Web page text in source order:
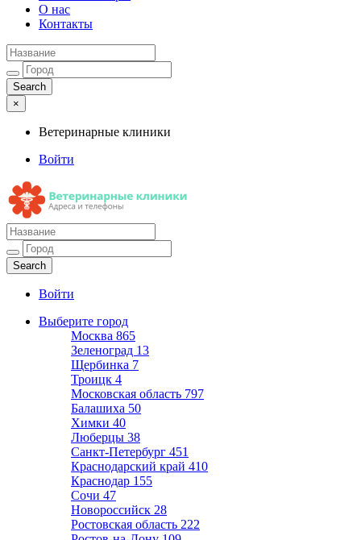
О нас
Контакты
×
Ветеринарные клиники
Войти
Ветеринарные клиники
Адреса и телефоны
Войти
Выберите город
Москва 865
Зеленоград 13
Щербинка 7
Троицк 4
Московская область 797
Балашиха 50
Химки 40
Люберцы 38
Санкт-Петербург 451
Краснодарский край 410
Краснодар 155
Сочи 47
Новороссийск 28
Ростовская область 222